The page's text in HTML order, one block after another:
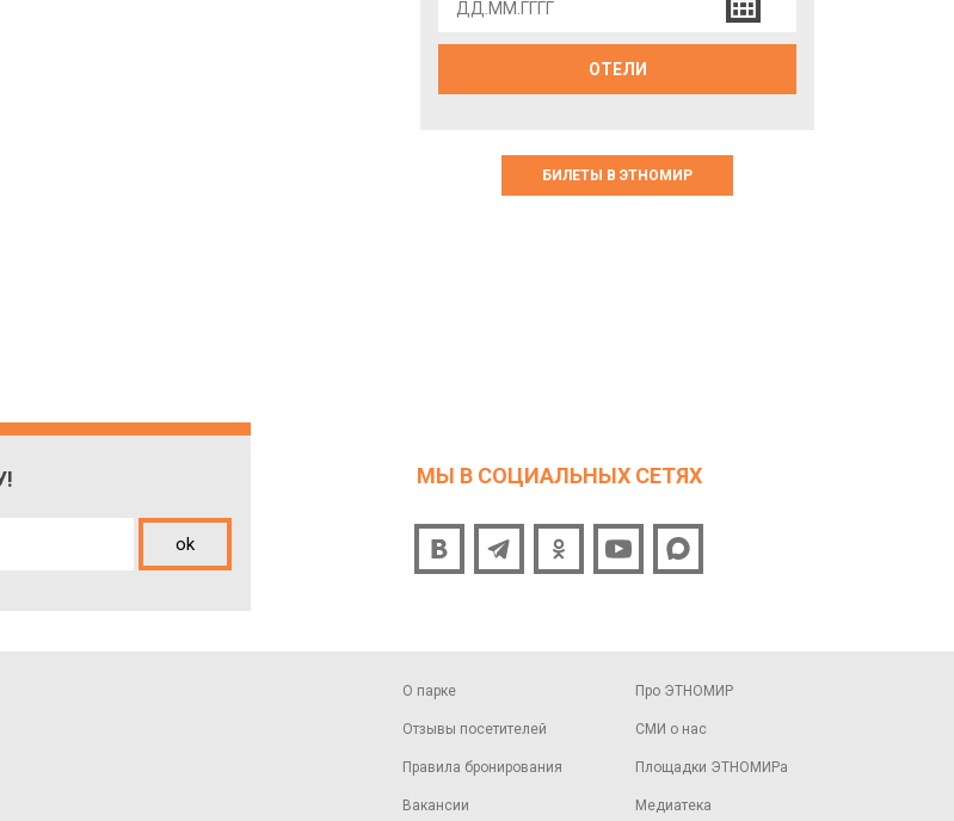
ОТЕЛИ
БИЛЕТЫ В ЭТНОМИР
ok
МЫ В СОЦИАЛЬНЫХ СЕТЯХ
О парке
Отзывы посетителей
Правила бронирования
Вакансии
Про ЭТНОМИР
СМИ о нас
Площадки ЭТНОМИРа
Медиатека